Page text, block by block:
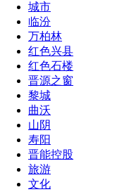
城市
临汾
万柏林
红色兴县
红色石楼
晋源之窗
黎城
曲沃
山阴
寿阳
晋能控股
旅游
文化